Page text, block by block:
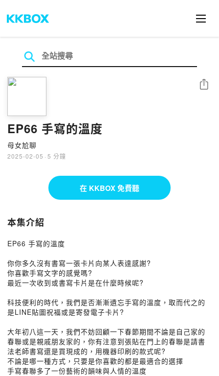
EP66 手寫的溫度
母女尬聊
2025-02-05 · 5 分鐘
分享
在 KKBOX 免費聽
本集介紹
EP66 手寫的溫度
你你多久沒有書寫一張卡片向某人表達感謝?
你喜歡手寫文字的感覺嗎?
最近一次收到或書寫卡片是在什麼時候呢?
科技便利的時代，我們是否漸漸遺忘手寫的溫度，取而代之的
是LINE貼圖祝福或是寄發電子卡片?
大年初八這一天，我們不妨回顧一下春節期間不論是自己家的
春聯或是親戚朋友家的，你有注意到張貼在門上的春聯是請書
法老師書寫還是買現成的，用機器印刷的款式呢?
不論是哪一種方式，只要是你喜歡的都是最適合的選擇
手寫春聯多了一份藝術的韻味與人情的溫度